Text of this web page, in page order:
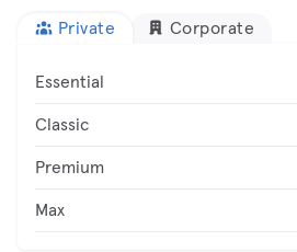
Private Corporate
Essential
Classic
Premium
Max